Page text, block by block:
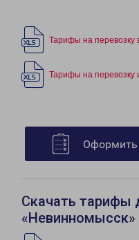
Тарифы на перевозку
Тарифы на перевозку
Оформить
Скачать тарифы
«Невинномысск»